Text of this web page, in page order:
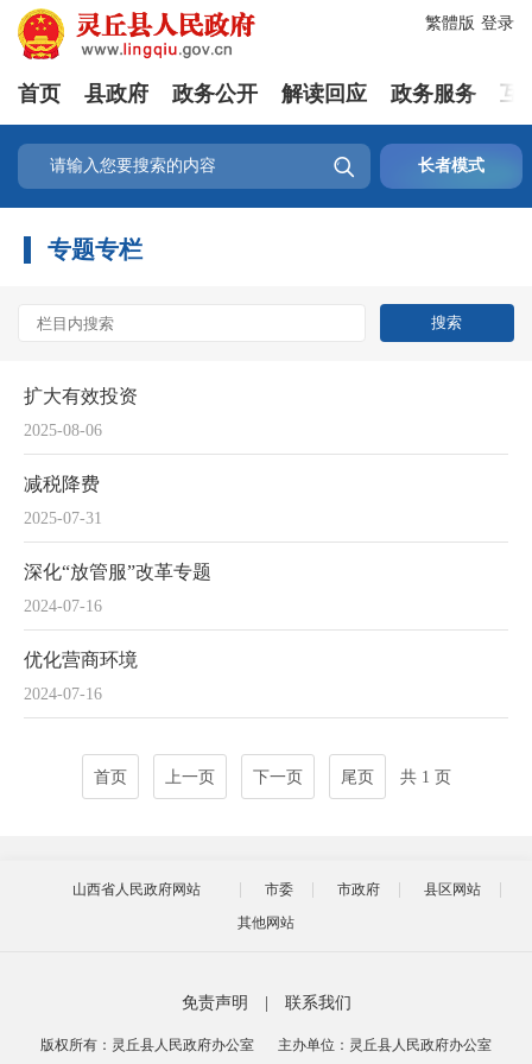
登录
繁體版
首页 县政府 政务公开 解读回应 政务服务 互
 长者模式
专题专栏
2025-08-06
扩大有效投资
2025-07-31
减税降费
2024-07-16
深化“放管服”改革专题
2024-07-16
优化营商环境
首页 上一页 下一页 尾页 共 1 页
山西省人民政府网站 市委 市政府
县区网站
其他网站
免责声明 联系我们
版权所有：灵丘县人民政府办公室 主办单位：灵丘县人民政府办公室